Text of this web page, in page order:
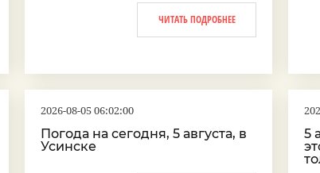
ЧИТАТЬ ПОДРОБНЕЕ
2026-08-05 06:02:00
Погода на сегодня, 5 августа, в
Усинске
5